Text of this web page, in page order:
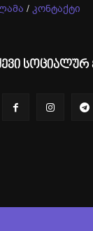
/ კონტაქტი
სოციალურ